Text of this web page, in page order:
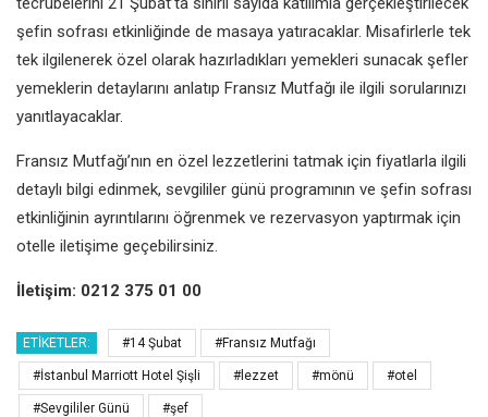
şefin sofrası etkinliğinde de masaya yatıracaklar. Misafirlerle tek
tek ilgilenerek özel olarak hazırladıkları yemekleri sunacak şefler
yemeklerin detaylarını anlatıp Fransız Mutfağı ile ilgili sorularınızı
yanıtlayacaklar.
Fransız Mutfağı’nın en özel lezzetlerini tatmak için fiyatlarla ilgili
detaylı bilgi edinmek, sevgililer günü programının ve şefin sofrası
etkinliğinin ayrıntılarını öğrenmek ve rezervasyon yaptırmak için
otelle iletişime geçebilirsiniz.
İletişim: 0212 375 01 00
ETIKETLER: #14 Şubat #Fransız Mutfağı
#İstanbul Marriott Hotel Şişli #lezzet #mönü #otel
#Sevgililer Günü #şef